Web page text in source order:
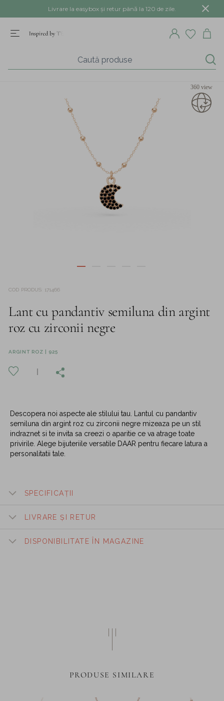
Livrare la easybox și retur până la 120 de zile.
360 view
COD PRODUS 171466
Lant cu pandantiv semiluna din argint
roz cu zirconii negre
ARGINT ROZ | 925
Descopera noi aspecte ale stilului tau. Lantul cu pandantiv
semiluna din argint roz cu zirconii negre mizeaza pe un stil
indraznet si te invita sa creezi o aparitie ce va atrage toate
privirile. Alege bijuteriile versatile DAAR pentru fiecare latura a
personalitatii tale.
SPECIFICAȚII
LIVRARE ȘI RETUR
DISPONIBILITATE ÎN MAGAZINE
PRODUSE SIMILARE